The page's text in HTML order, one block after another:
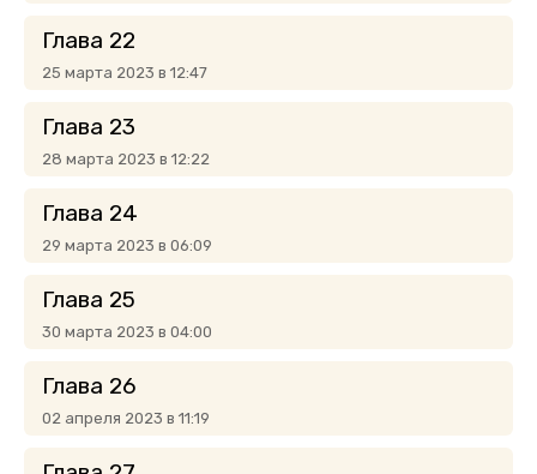
Глава 22
25 марта 2023 в 12:47
Глава 23
28 марта 2023 в 12:22
Глава 24
29 марта 2023 в 06:09
Глава 25
30 марта 2023 в 04:00
Глава 26
02 апреля 2023 в 11:19